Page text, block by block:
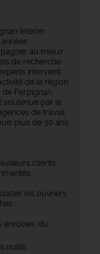
Intérim
au mieux
de recherche
intervient
de la région
Perpignan,
soutenue par le
de travail
plus de 30 ans.
clients
les ouvriers
:
enrobés, du
outils